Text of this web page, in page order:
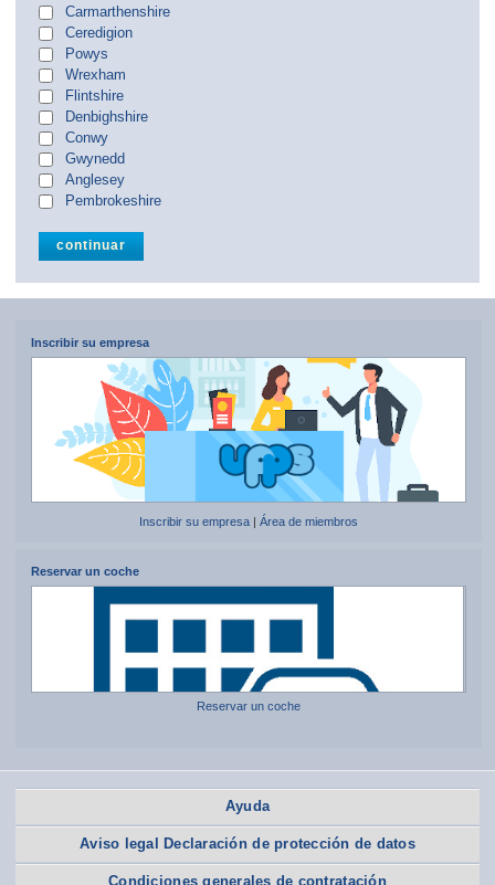
Carmarthenshire
Ceredigion
Powys
Wrexham
Flintshire
Denbighshire
Conwy
Gwynedd
Anglesey
Pembrokeshire
Inscribir su empresa
Inscribir su empresa| Área de miembros
Reservar un coche
Reservar un coche
Ayuda
Aviso legal Declaración de protección de datos
Condiciones generales de contratación